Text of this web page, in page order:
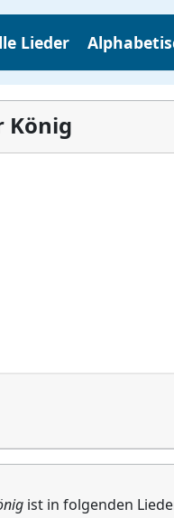
Lieder
König
ist in folgenden